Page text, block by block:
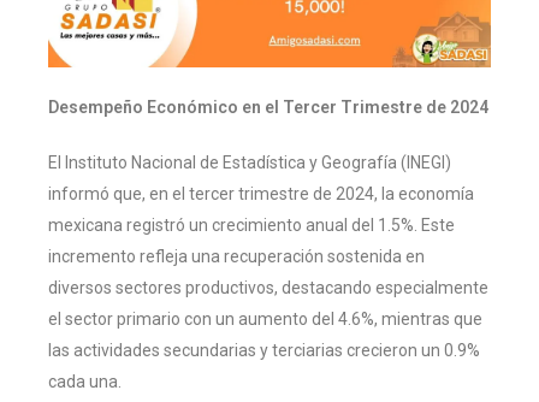
Desempeño Económico en el Tercer Trimestre de 2024
El Instituto Nacional de Estadística y Geografía (INEGI)
informó que, en el tercer trimestre de 2024, la economía
mexicana registró un crecimiento anual del 1.5%. Este
incremento refleja una recuperación sostenida en
diversos sectores productivos, destacando especialmente
el sector primario con un aumento del 4.6%, mientras que
las actividades secundarias y terciarias crecieron un 0.9%
cada una.